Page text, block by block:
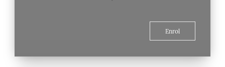
Enrol